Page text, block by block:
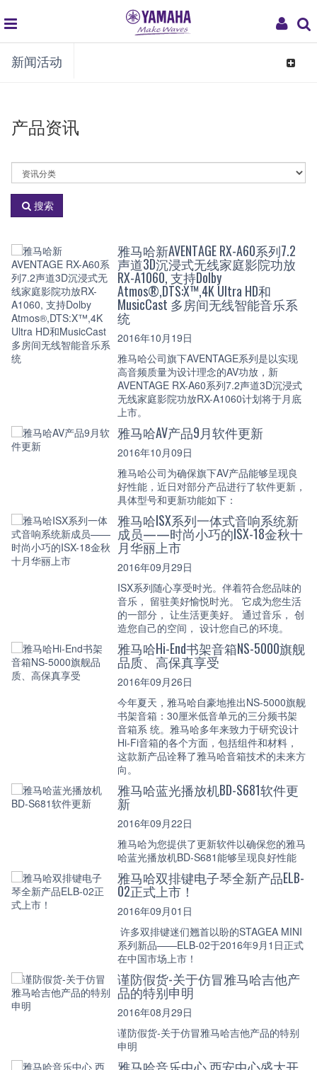
My
global
navigation
新闻活动
Toggle
产品资讯
选
择
资
分
搜索
雅马哈新AVENTAGE RX-A60系列7.2
声道3D沉浸式无线家庭影院功放
RX-A1060, 支持Dolby
Atmos®,DTS:X™,4K Ultra HD和
MusicCast 多房间无线智能音乐系
统
2016年10月19日
雅马哈公司旗下AVENTAGE系列是以实现
高音频质量为设计理念的AV功放，新
AVENTAGE RX-A60系列7.2声道3D沉浸式
无线家庭影院功放RX-A1060计划将于月底
上市。
雅马哈AV产品9月软件更新
2016年10月09日
雅马哈公司为确保旗下AV产品能够呈现良
好性能，近日对部分产品进行了软件更新，
具体型号和更新功能如下：
雅马哈ISX系列一体式音响系统新
成员——时尚小巧的ISX-18金秋十
月华丽上市
2016年09月29日
ISX系列随心享受时光。伴着符合您品味的
音乐， 留驻美好愉悦时光。 它成为您生活
的一部分， 让生活更美好。 通过音乐， 创
造您自己的空间， 设计您自己的环境。
雅马哈Hi-End书架音箱NS-5000旗舰
品质、高保真享受
2016年09月26日
今年夏天，雅马哈自豪地推出NS-5000旗舰
书架音箱：30厘米低音单元的三分频书架
音箱系 统。雅马哈多年来致力于研究设计
Hi-Fi音箱的各个方面，包括组件和材料，
这款新产品诠释了雅马哈音箱技术的未来方
向。
雅马哈蓝光播放机BD-S681软件更
新
2016年09月22日
雅马哈为您提供了更新软件以确保您的雅马
哈蓝光播放机BD-S681能够呈现良好性能
雅马哈双排键电子琴全新产品ELB-
02正式上市！
2016年09月01日
许多双排键迷们翘首以盼的STAGEA MINI
系列新品——ELB-02于2016年9月1日正式
在中国市场上市！
谨防假货-关于仿冒雅马哈吉他产
品的特别申明
2016年08月29日
谨防假货-关于仿冒雅马哈吉他产品的特别
申明
雅马哈音乐中心 西安中心盛大开